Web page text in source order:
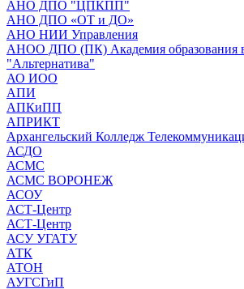
АНО ДПО "ЦПКПП"
АНО ДПО «ОТ и ДО»
АНО НИИ Управления
АНОО ДПО (ПК) Академия образования
"Альтернатива"
АО ИОО
АПИ
АПКиПП
АПРИКТ
Архангельский Колледж
АСДО
АСМС
АСМС ВОРОНЕЖ
АСОУ
АСТ-Центр
АСТ-Центр
АСУ УГАТУ
АТК
АТОН
АУГСГиП